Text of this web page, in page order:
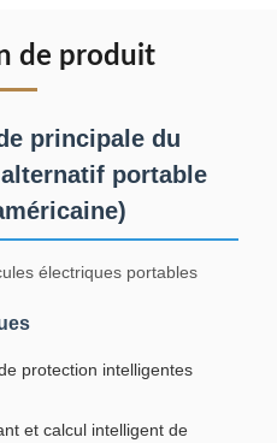
de produit
principale du
portable
électriques portables
protection intelligentes
et calcul intelligent de